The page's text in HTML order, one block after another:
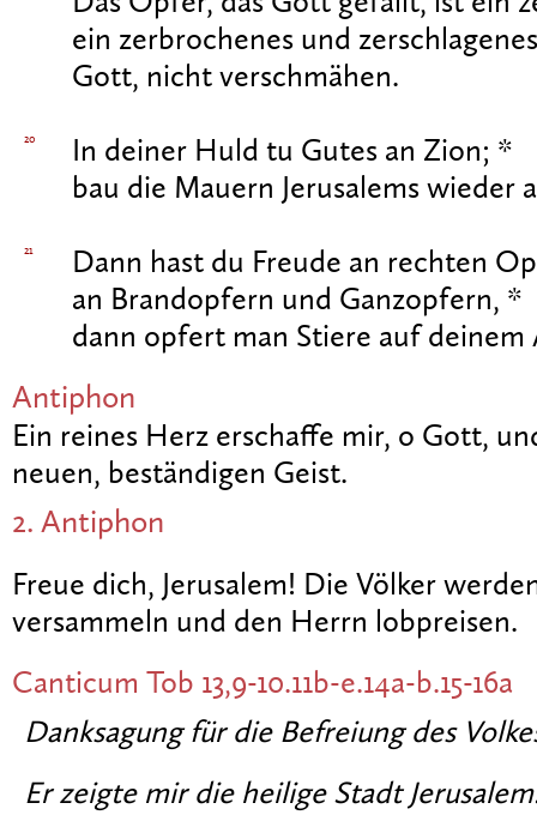
ein zerbrochenes und
Gott, nicht verschmähen.
20
In deiner Huld tu Gutes an Zion; *
bau die Mauern Jerusalems wieder
21
Dann hast du Freude an rechten
an Brandopfern und Ganzopfern, *
dann opfert man Stiere auf deinem
Antiphon
Ein reines Herz erschaffe mir, o Gott,
neuen, beständigen Geist.
2. Antiphon
Freue dich, Jerusalem! Die Völker
versammeln und den Herrn lobpreisen.
Canticum Tob 13,9-10.11b-e.14a-b.15-16a
Danksagung für die Befreiung des
Er zeigte mir die heilige Stadt